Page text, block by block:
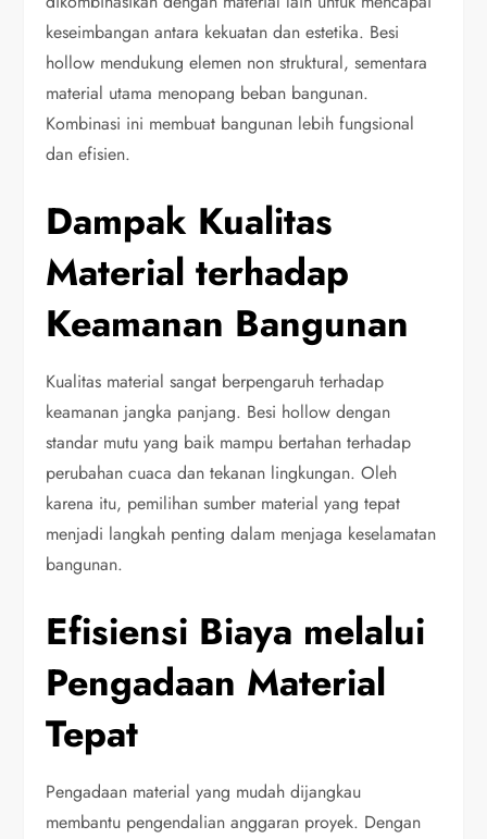
keseimbangan antara kekuatan dan estetika. Besi
hollow mendukung elemen non struktural, sementara
material utama menopang beban bangunan.
Kombinasi ini membuat bangunan lebih fungsional
dan efisien.
Dampak Kualitas
Material terhadap
Keamanan Bangunan
Kualitas material sangat berpengaruh terhadap
keamanan jangka panjang. Besi hollow dengan
standar mutu yang baik mampu bertahan terhadap
perubahan cuaca dan tekanan lingkungan. Oleh
karena itu, pemilihan sumber material yang tepat
menjadi langkah penting dalam menjaga keselamatan
bangunan.
Efisiensi Biaya melalui
Pengadaan Material
Tepat
Pengadaan material yang mudah dijangkau
membantu pengendalian anggaran proyek. Dengan